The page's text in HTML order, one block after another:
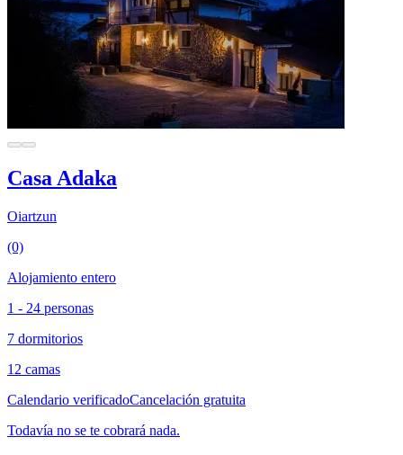
Casa Adaka
Oiartzun
(0)
Alojamiento entero
1 - 24 personas
7 dormitorios
12 camas
Calendario verificadoCancelación gratuita
Todavía no se te cobrará nada.